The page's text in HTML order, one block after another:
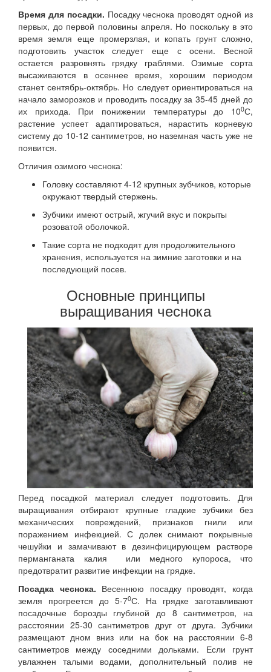
Время для посадки. Посадку чеснока проводят одной из
первых, до первой половины апреля. Но поскольку в это
время земля еще промерзлая, и копать грунт сложно,
подготовить участок следует еще с осени. Весной
остается разровнять грядку граблями. Озимые сорта
высаживаются в осеннее время, хорошим периодом
станет сентябрь-октябрь. Но следует ориентироваться на
начало заморозков и проводить посадку за 35-45 дней до
их прихода. При понижении температуры до 100С,
растение успеет адаптироваться, нарастить корневую
систему до 10-12 сантиметров, но наземная часть уже не
появится.
Отличия озимого чеснока:
Головку составляют 4-12 крупных зубчиков, которые
окружают твердый стержень.
Зубчики имеют острый, жгучий вкус и покрыты
розоватой оболочкой.
Такие сорта не подходят для продолжительного
хранения, используется на зимние заготовки и на
последующий посев.
Основные принципы
выращивания чеснока
Перед посадкой материал следует подготовить. Для
выращивания отбирают крупные гладкие зубчики без
механических повреждений, признаков гнили или
поражением инфекцией. С долек снимают покрывные
чешуйки и замачивают в дезинфицирующем растворе
перманганата калия или медного купороса, что
предотвратит развитие инфекции на грядке.
Посадка чеснока. Весеннюю посадку проводят, когда
земля прогреется до 5-70С. На грядке заготавливают
посадочные борозды глубиной до 8 сантиметров, на
расстоянии 25-30 сантиметров друг от друга. Зубчики
размещают дном вниз или на бок на расстоянии 6-8
сантиметров между соседними дольками. Если грунт
увлажнен талыми водами, дополнительный полив не